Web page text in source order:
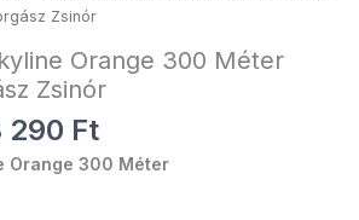
Zsinór
Orange 300 Méter
Zsinór
290 Ft
Orange 300 Méter